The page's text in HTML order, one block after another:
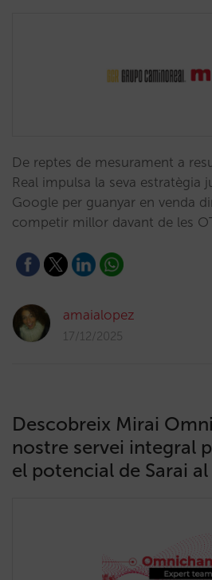
De reptes de mesurament a
Real impulsa la seva estratègia
Google per guanyar en venda
competir millor davant de les
amaialopez
17/12/2025
Descobreix Mirai
nostre servei integral
el potencial de Sarai